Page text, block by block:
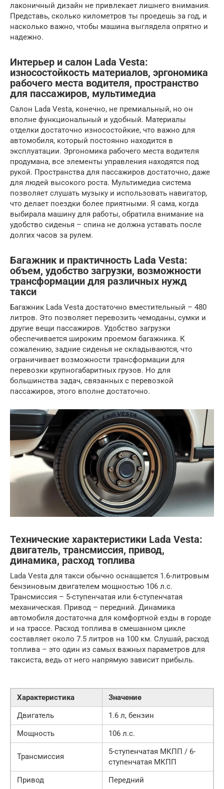
лаконичный дизайн не привлекает лишнего внимания.
Представь, сколько километров ты проедешь за год, и
насколько важно, чтобы машина выглядела опрятно и
надежно.
Интерьер и салон Lada Vesta:
износостойкость материалов, эргономика
рабочего места водителя, пространство
для пассажиров, мультимедиа
Салон Lada Vesta, конечно, не премиальный, но он
вполне функциональный и удобный. Материалы
отделки достаточно износостойкие, что важно для
автомобиля, который постоянно находится в
эксплуатации. Эргономика рабочего места водителя
продумана, все элементы управления находятся под
рукой. Пространства для пассажиров достаточно, даже
для людей высокого роста. Мультимедиа система
позволяет слушать музыку и использовать навигатор,
что делает поездки более приятными. Я сама, когда
выбирала машину для работы, обратила внимание на
удобство сиденья – спина не должна уставать после
долгих часов за рулем.
Багажник и практичность Lada Vesta:
объем, удобство загрузки, возможности
трансформации для различных нужд
такси
Багажник Lada Vesta достаточно вместительный – 480
литров. Это позволяет перевозить чемоданы, сумки и
другие вещи пассажиров. Удобство загрузки
обеспечивается широким проемом багажника. К
сожалению, задние сиденья не складываются, что
ограничивает возможности трансформации для
перевозки крупногабаритных грузов. Но для
большинства задач, связанных с перевозкой
пассажиров, этого вполне достаточно.
Технические характеристики Lada Vesta:
двигатель, трансмиссия, привод,
динамика, расход топлива
Lada Vesta для такси обычно оснащается 1.6-литровым
бензиновым двигателем мощностью 106 л.с.
Трансмиссия – 5-ступенчатая или 6-ступенчатая
механическая. Привод – передний. Динамика
автомобиля достаточна для комфортной езды в городе
и на трассе. Расход топлива в смешанном цикле
составляет около 7.5 литров на 100 км. Слушай, расход
топлива – это один из самых важных параметров для
таксиста, ведь от него напрямую зависит прибыль.
Характеристика
Значение
Двигатель
1.6 л, бензин
Мощность
106 л.с.
Трансмиссия
5-ступенчатая МКПП / 6-
ступенчатая МКПП
Привод
Передний